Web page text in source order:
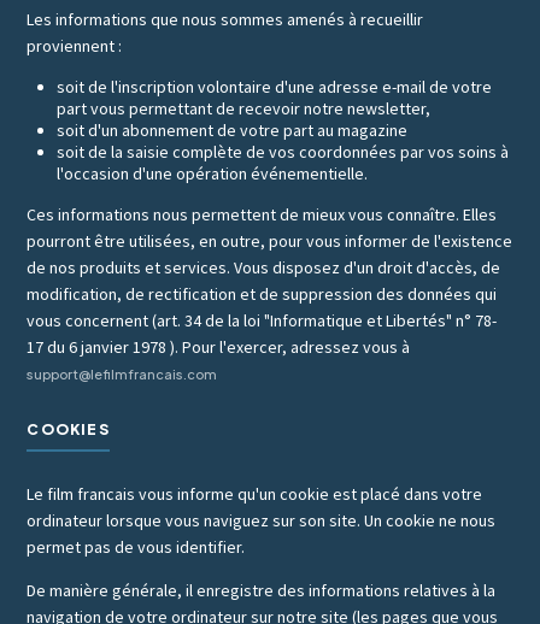
Les informations que nous sommes amenés à recueillir
proviennent :
soit de l'inscription volontaire d'une adresse e-mail de votre
part vous permettant de recevoir notre newsletter,
soit d'un abonnement de votre part au magazine
soit de la saisie complète de vos coordonnées par vos soins à
l'occasion d'une opération événementielle.
Ces informations nous permettent de mieux vous connaître. Elles
pourront être utilisées, en outre, pour vous informer de l'existence
de nos produits et services. Vous disposez d'un droit d'accès, de
modification, de rectification et de suppression des données qui
vous concernent (art. 34 de la loi "Informatique et Libertés" n° 78-
17 du 6 janvier 1978 ). Pour l'exercer, adressez vous à
support@lefilmfrancais.com
COOKIES
Le film francais vous informe qu'un cookie est placé dans votre
ordinateur lorsque vous naviguez sur son site. Un cookie ne nous
permet pas de vous identifier.
De manière générale, il enregistre des informations relatives à la
navigation de votre ordinateur sur notre site (les pages que vous